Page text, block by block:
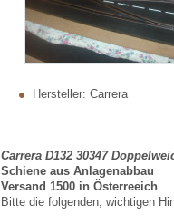
Hersteller: Carrera
Carrera D132 30347
Schiene aus Anlagenabbau
Versand 1500 in Österreeich
Bitte die folgenden, wichtigen